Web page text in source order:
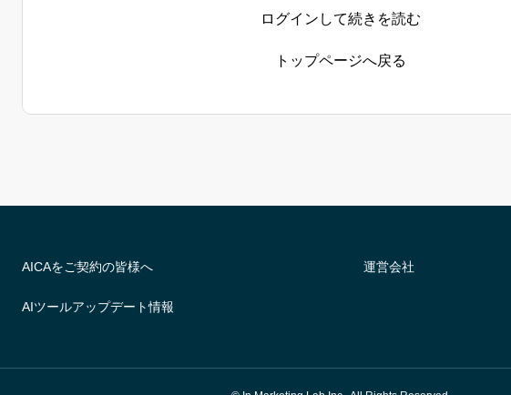
ログインして続きを読む
トップページへ戻る
AICAをご契約の皆様へ
AIツールアップデート情報
運営会社